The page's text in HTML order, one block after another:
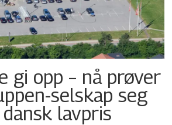
gi opp – nå prøver
selskap seg
lavpris